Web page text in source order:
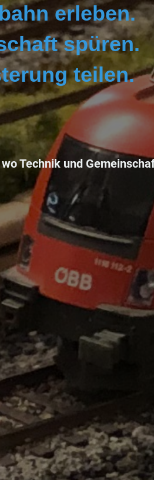
erleben.
spüren.
teilen.
wo Technik und